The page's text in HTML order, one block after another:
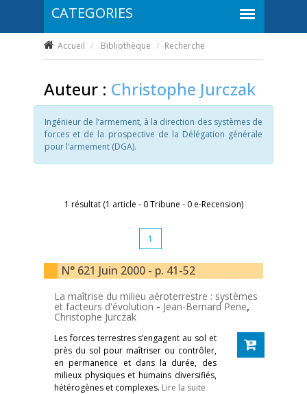
Accueil Bibliothèque Recherche
Auteur : Christophe Jurczak
Ingénieur de l’armement, à la direction des systèmes de
forces et de la prospective de la Délégation générale
pour l’armement (DGA).
1 résultat (1 article - 0 Tribune - 0 e-Recension)
1
N° 621 Juin 2000 - p. 41-52
La maîtrise du milieu aéroterrestre : systèmes
et facteurs d'évolution - Jean-Bernard Pene,
Christophe Jurczak
Les forces terrestres s’engagent au sol et
près du sol pour maîtriser ou contrôler,
en permanence et dans la durée, des
milieux physiques et humains diversifiés,
hétérogènes et complexes. Lire la suite